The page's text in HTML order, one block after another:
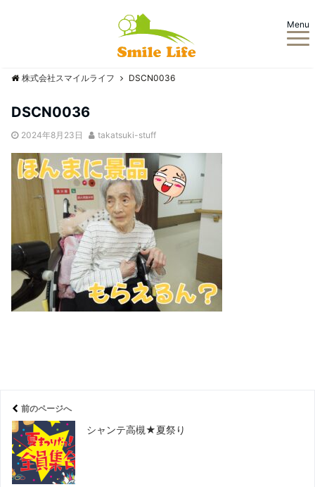
Menu
株式会社スマイルライフ DSCN0036
DSCN0036
2024年8月23日 takatsuki-stuff
前のページへ
シャンテ高槻★夏祭り